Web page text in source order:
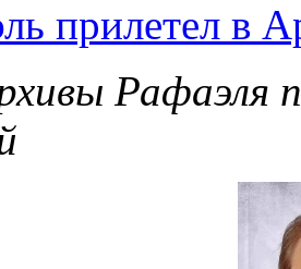
прилетел в
Рафаэля